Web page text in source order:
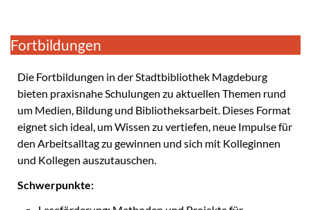
Fortbildungen
Die Fortbildungen in der Stadtbibliothek Magdeburg
bieten praxisnahe Schulungen zu aktuellen Themen rund
um Medien, Bildung und Bibliotheksarbeit. Dieses Format
eignet sich ideal, um Wissen zu vertiefen, neue Impulse für
den Arbeitsalltag zu gewinnen und sich mit Kolleginnen
und Kollegen auszutauschen.
Schwerpunkte: